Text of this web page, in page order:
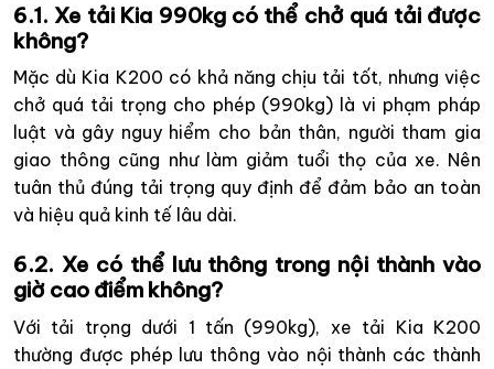
6.1. Xe tải Kia 990kg có thể chở quá tải được
không?
Mặc dù Kia K200 có khả năng chịu tải tốt, nhưng việc
chở quá tải trọng cho phép (990kg) là vi phạm pháp
luật và gây nguy hiểm cho bản thân, người tham gia
giao thông cũng như làm giảm tuổi thọ của xe. Nên
tuân thủ đúng tải trọng quy định để đảm bảo an toàn
và hiệu quả kinh tế lâu dài.
6.2. Xe có thể lưu thông trong nội thành vào
giờ cao điểm không?
Với tải trọng dưới 1 tấn (990kg), xe tải Kia K200
thường được phép lưu thông vào nội thành các thành